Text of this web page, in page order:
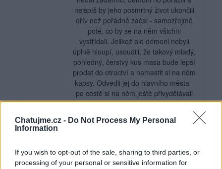
Chatujme.cz - Do Not Process My Personal
Information
If you wish to opt-out of the sale, sharing to third parties, or
processing of your personal or sensitive information for
nejspíš by jeho posmrtný život ukončili
dřív než pořádně začal - samozřejmě
poté, co by se na něm všichni
vystřídali. Jelikož ale démoni nebyli
úplně hloupí, usoudili, že takový mladý,
pohledný, čerstvý kus masa bude lepší
prodat do otroctví a namastit si na něm
kapsy. Odvedli jej do hlavního města -
po cestě si na něm ještě přivydělávali
tím, že jej nutili zúčastnit se "psích
zápasů" - a tam jej prodali do harému.
nepoznal, vyrostl v dětském domově a
když dosáhl plnoletosti a opustil